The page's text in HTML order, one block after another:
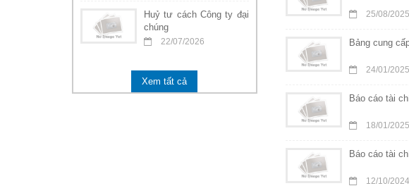
Huỷ tư cách Công ty đại
chúng
22/07/2026
Xem tất cả
25/08/2025
Bảng cung
24/01/2025
Báo cáo tài
18/01/2025
Báo cáo tài
12/10/2024